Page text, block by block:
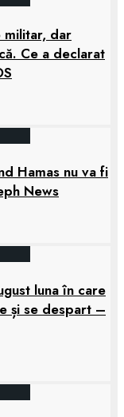
militar, dar
Ce a declarat
Hamas nu va fi
News
luna în care
și se despart –